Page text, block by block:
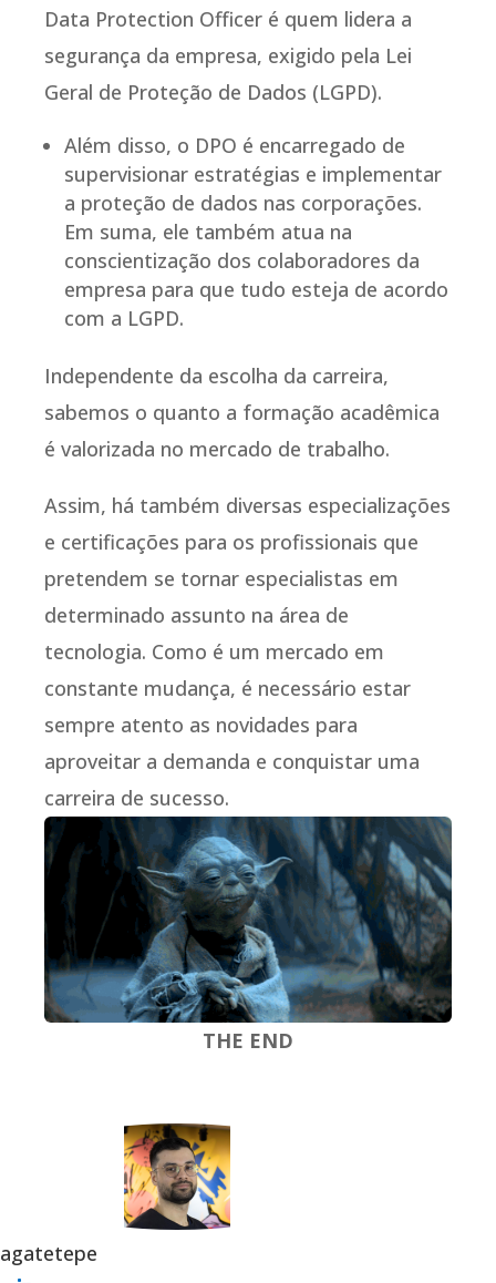
Data Protection Officer é quem lidera a
segurança da empresa, exigido pela Lei
Geral de Proteção de Dados (LGPD).
Além disso, o DPO é encarregado de
supervisionar estratégias e implementar
a proteção de dados nas corporações.
Em suma, ele também atua na
conscientização dos colaboradores da
empresa para que tudo esteja de acordo
com a LGPD.
Independente da escolha da carreira,
sabemos o quanto a formação acadêmica
é valorizada no mercado de trabalho.
Assim, há também diversas especializações
e certificações para os profissionais que
pretendem se tornar especialistas em
determinado assunto na área de
tecnologia. Como é um mercado em
constante mudança, é necessário estar
sempre atento as novidades para
aproveitar a demanda e conquistar uma
carreira de sucesso.
THE END
agatetepe